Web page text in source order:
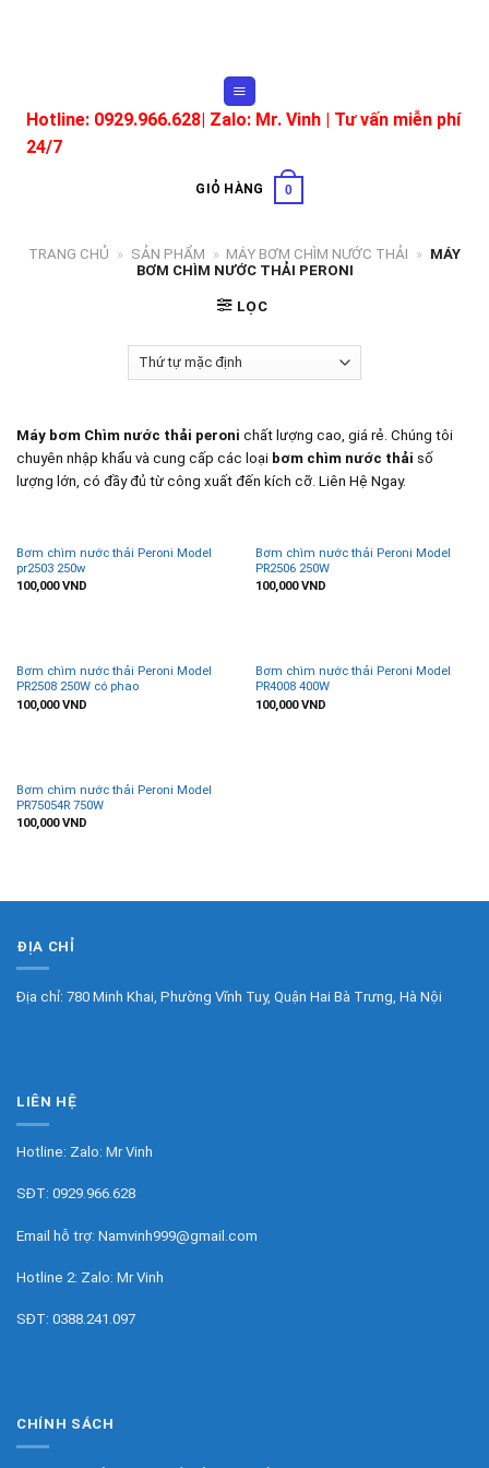
Hotline: 0929.966.628| Zalo: Mr. Vinh | Tư vấn miễn phí
24/7
GIỎ HÀNG 0
TRANG CHỦ » SẢN PHẨM » MÁY BƠM CHÌM NƯỚC THẢI » MÁY
BƠM CHÌM NƯỚC THẢI PERONI
LỌC
Máy bơm Chìm nước thải peroni chất lượng cao, giá rẻ. Chúng tôi
chuyên nhập khẩu và cung cấp các loại bơm chìm nước thải số
lượng lớn, có đầy đủ từ công xuất đến kích cỡ. Liên Hệ Ngay.
Bơm chìm nước thải Peroni Model
pr2503 250w
100,000VND
Bơm chìm nước thải Peroni Model
PR2506 250W
100,000VND
Bơm chìm nước thải Peroni Model
PR2508 250W có phao
100,000VND
Bơm chìm nước thải Peroni Model
PR4008 400W
100,000VND
Bơm chìm nước thải Peroni Model
PR75054R 750W
100,000VND
ĐỊA CHỈ
Địa chỉ: 780 Minh Khai, Phường Vĩnh Tuy, Quận Hai Bà Trưng, Hà Nội
LIÊN HỆ
Hotline: Zalo: Mr Vinh
SĐT: 0929.966.628
Email hỗ trợ: Namvinh999@gmail.com
Hotline 2: Zalo: Mr Vinh
SĐT: 0388.241.097
CHÍNH SÁCH